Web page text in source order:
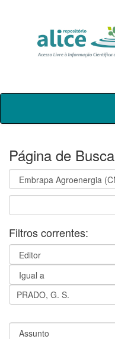
Skip
Página de Busca
Filtros correntes: